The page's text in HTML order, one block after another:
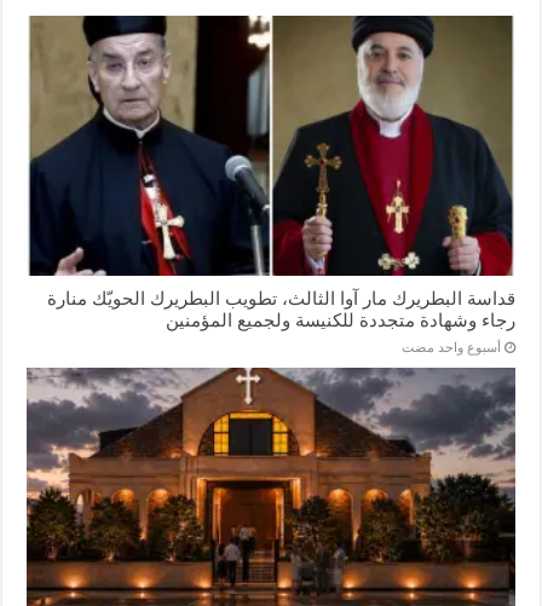
قداسة البطريرك مار آوا الثالث، تطويب البطريرك الحويّك منارة
رجاء وشهادة متجددة للكنيسة ولجميع المؤمنين
‏أسبوع واحد مضت